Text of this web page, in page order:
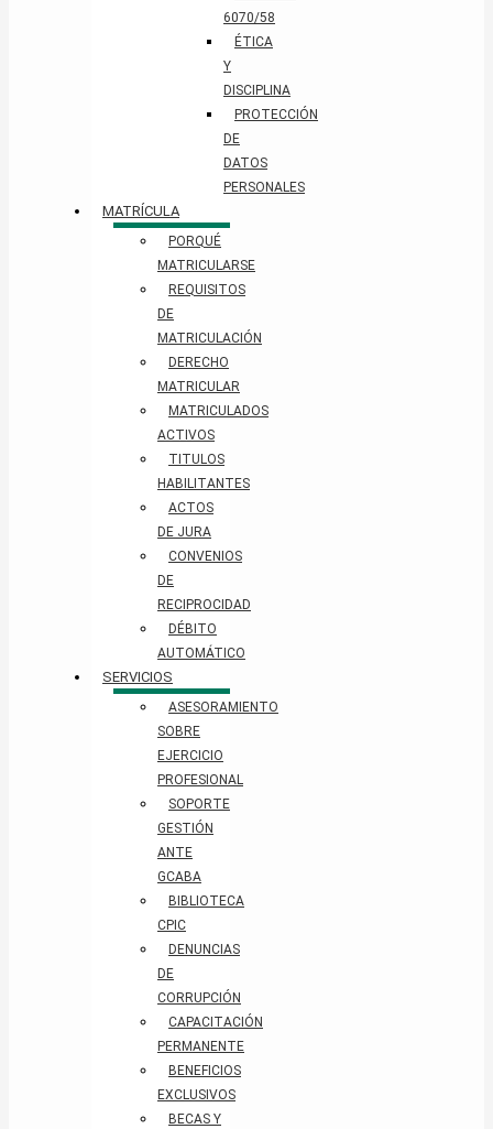
6070/58
ÉTICA
Y
DISCIPLINA
PROTECCIÓN
DE
DATOS
PERSONALES​
MATRÍCULA
PORQUÉ
MATRICULARSE
REQUISITOS
DE
MATRICULACIÓN
DERECHO
MATRICULAR
MATRICULADOS
ACTIVOS
TITULOS
HABILITANTES
ACTOS
DE JURA
CONVENIOS
DE
RECIPROCIDAD
DÉBITO
AUTOMÁTICO
SERVICIOS
ASESORAMIENTO
SOBRE
EJERCICIO
PROFESIONAL
SOPORTE
GESTIÓN
ANTE
GCABA
BIBLIOTECA
CPIC
DENUNCIAS
DE
CORRUPCIÓN
CAPACITACIÓN
PERMANENTE
BENEFICIOS
EXCLUSIVOS
BECAS Y